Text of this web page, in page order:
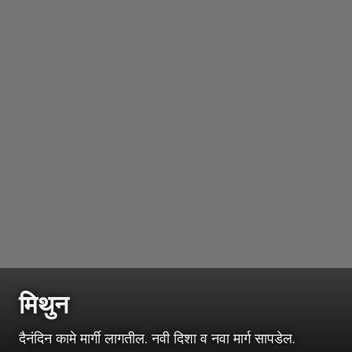
मिथुन
दैनंदिन कामे मार्गी लागतील. नवी दिशा व नवा मार्ग सापडेल.